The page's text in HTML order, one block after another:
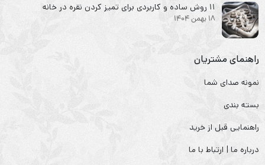
۱۱ روش ساده و کاربردی برای تمیز کردن نقره در خانه
18 بهمن 1404
راهنمای مشتریان
نمونه صدای شما
بسته بندی
راهنمایی قبل از خرید
درباره ما | ارتباط با ما